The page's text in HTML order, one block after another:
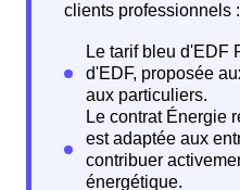
clients professionnels :